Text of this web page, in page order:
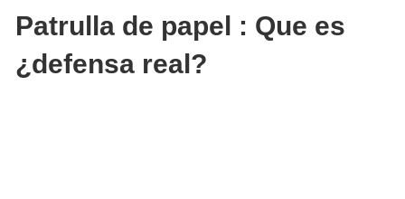
Patrulla de papel : Que es
¿defensa real?